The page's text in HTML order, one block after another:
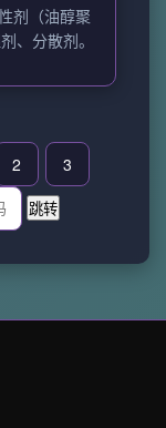
剂（油醇聚
、分散剂。
2
3